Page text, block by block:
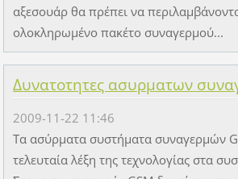
αξεσουάρ θα πρέπει να
ολοκληρωμένο πακέτο συναγερμού...
Δυνατοτητες ασυρματων
2009-11-22 11:46
Τα ασύρματα συστήματα συναγερμών
τελευταία λέξη της τεχνολογίας στα